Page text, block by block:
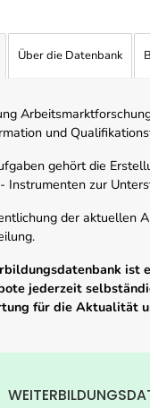
Über die Datenbank
und
gehört die
Instrumenten zur
der aktuellen
ist
jederzeit
für die Aktualität